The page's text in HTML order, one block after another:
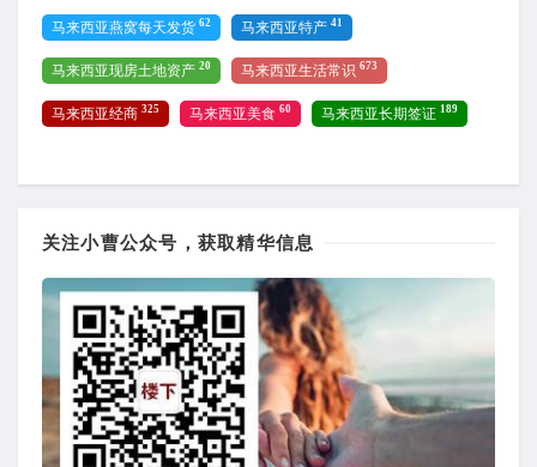
马来西亚燕窝每天发货 62 马来西亚特产 41
马来西亚现房土地资产 20 马来西亚生活常识 673
马来西亚经商 325 马来西亚美食 60 马来西亚长期签证 189
关注小曹公众号，获取精华信息